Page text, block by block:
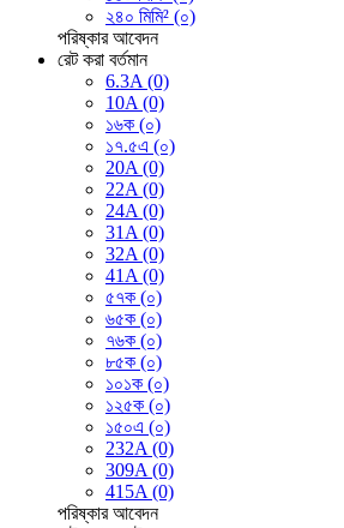
২৪০ মিমি² (০)
পরিষ্কার আবেদন
রেট করা বর্তমান
6.3A (0)
10A (0)
১৬ক (০)
১৭.৫এ (০)
20A (0)
22A (0)
24A (0)
31A (0)
32A (0)
41A (0)
৫৭ক (০)
৬৫ক (০)
৭৬ক (০)
৮৫ক (০)
১০১ক (০)
১২৫ক (০)
১৫০এ (০)
232A (0)
309A (0)
415A (0)
পরিষ্কার আবেদন